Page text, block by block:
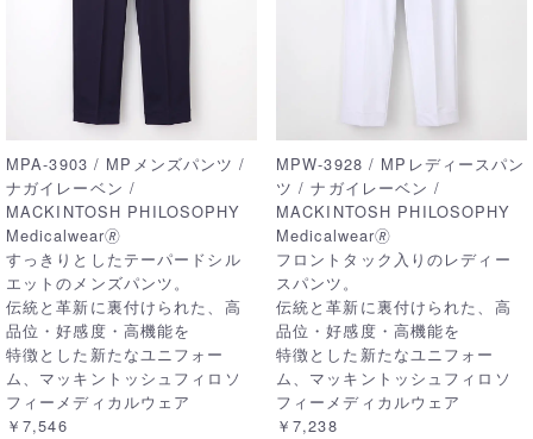
MPA-3903 / MPメンズパンツ /
ナガイレーベン /
MACKINTOSH PHILOSOPHY
Medicalwear🄬
すっきりとしたテーパードシル
エットのメンズパンツ。
伝統と革新に裏付けられた、高
品位・好感度・高機能を
特徴とした新たなユニフォー
ム、マッキントッシュフィロソ
フィーメディカルウェア
￥7,546
MPW-3928 / MPレディースパン
ツ / ナガイレーベン /
MACKINTOSH PHILOSOPHY
Medicalwear🄬
フロントタック入りのレディー
スパンツ。
伝統と革新に裏付けられた、高
品位・好感度・高機能を
特徴とした新たなユニフォー
ム、マッキントッシュフィロソ
フィーメディカルウェア
￥7,238